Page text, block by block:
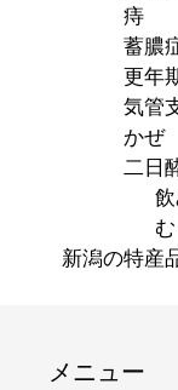
痔
蓄膿
更年
気管
かぜ
二日
新潟の特産
メニュー